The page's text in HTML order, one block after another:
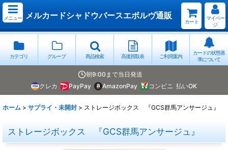
メニュー メルカードシャドウバースエボルヴ通販
カート
マイペー
ジ
カテゴリ グループ 商品検索 高価買取表 ご利用案内
カードの状態基
準について
朝9:00まで当日発送
クレカ
PayPay AmazonPay コンビニ 払いOK
ホーム > サプライ・未開封 > ストレージボックス 『GCS群馬アンサージュ』
ストレージボックス 『GCS群馬アンサージュ』